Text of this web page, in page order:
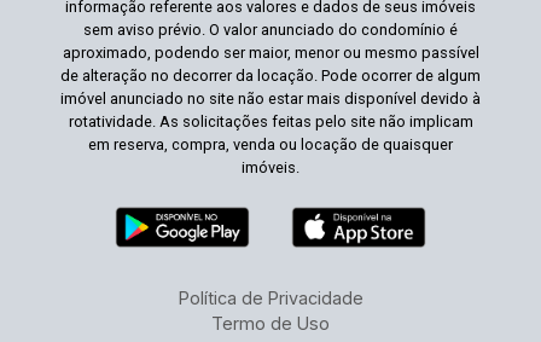
informação referente aos valores e dados de seus imóveis
sem aviso prévio. O valor anunciado do condomínio é
aproximado, podendo ser maior, menor ou mesmo passível
de alteração no decorrer da locação. Pode ocorrer de algum
imóvel anunciado no site não estar mais disponível devido à
rotatividade. As solicitações feitas pelo site não implicam
em reserva, compra, venda ou locação de quaisquer
imóveis.
Política de Privacidade
Termo de Uso